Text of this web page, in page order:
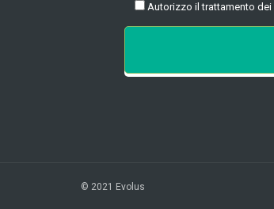
Autorizzo il trattamento
© 2021 Evolus